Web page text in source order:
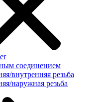
соединением
внутренняя резьба
наружная резьба